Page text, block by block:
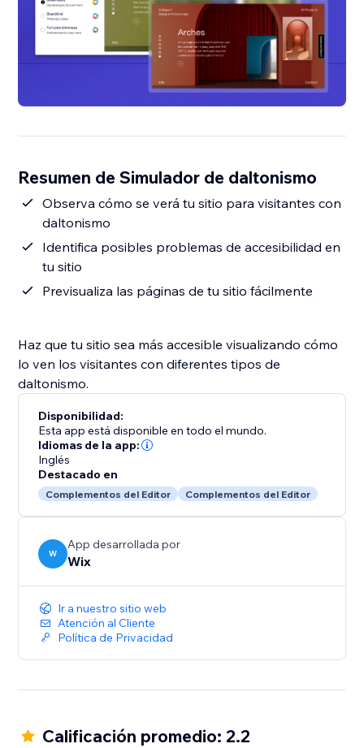
Resumen de Simulador de daltonismo
Observa cómo se verá tu sitio para visitantes con
daltonismo
Identifica posibles problemas de accesibilidad en
tu sitio
Previsualiza las páginas de tu sitio fácilmente
Haz que tu sitio sea más accesible visualizando cómo
lo ven los visitantes con diferentes tipos de
daltonismo.
Disponibilidad:
Esta app está disponible en todo el mundo.
Idiomas de la app:
Inglés
Destacado en
Complementos del Editor Complementos del Editor
W
App desarrollada por
Wix
Ir a nuestro sitio web
Atención al Cliente
Política de Privacidad
Calificación promedio: 2.2